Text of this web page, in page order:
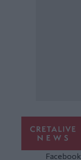
Facebook